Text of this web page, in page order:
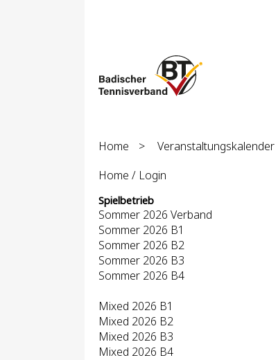
Home > Veranstaltungskalender
Home / Login
Spielbetrieb
Sommer 2026 Verband
Sommer 2026 B1
Sommer 2026 B2
Sommer 2026 B3
Sommer 2026 B4
Mixed 2026 B1
Mixed 2026 B2
Mixed 2026 B3
Mixed 2026 B4